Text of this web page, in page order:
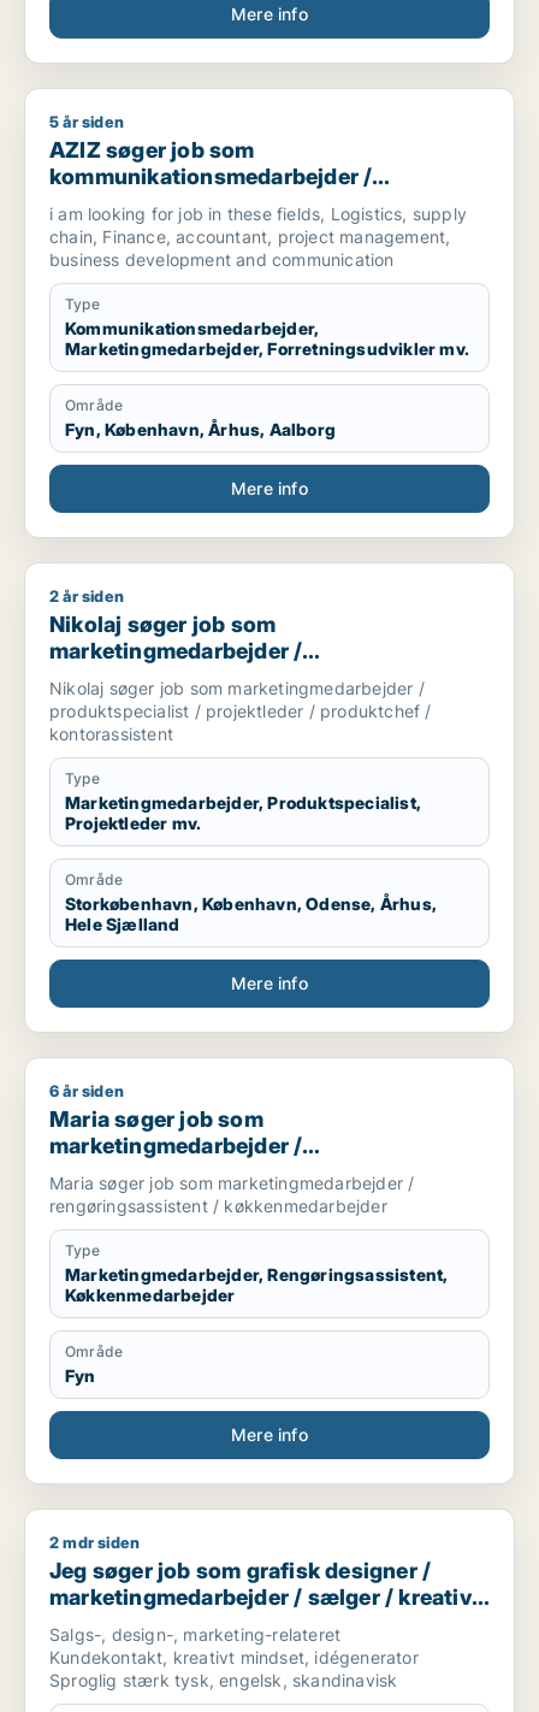
Mere info
AZIZ søger job som kommunikationsmedarbejder /
5 år siden
AZIZ søger job som
kommunikationsmedarbejder /
marketingmedarbejder /
forretningsudvikler /
regnskabsmedarbejder / revisor
i am looking for job in these fields, Logistics, supply
chain, Finance, accountant, project management,
business development and communication
Type
Kommunikationsmedarbejder,
Marketingmedarbejder, Forretningsudvikler mv.
Område
Fyn, København, Århus, Aalborg
Mere info
Nikolaj søger job som marketingmedarbejder /
2 år siden
Nikolaj søger job som
marketingmedarbejder /
produktspecialist / projektleder /
produktchef / kontorassistent
Nikolaj søger job som marketingmedarbejder /
produktspecialist / projektleder / produktchef /
kontorassistent
Type
Marketingmedarbejder, Produktspecialist,
Projektleder mv.
Område
Storkøbenhavn, København, Odense, Århus,
Hele Sjælland
Mere info
Maria søger job som marketingmedarbejder /
6 år siden
Maria søger job som
marketingmedarbejder /
rengøringsassistent /
køkkenmedarbejder
Maria søger job som marketingmedarbejder /
rengøringsassistent / køkkenmedarbejder
Type
Marketingmedarbejder, Rengøringsassistent,
Køkkenmedarbejder
Område
Fyn
Mere info
Jeg søger job som grafisk designer /
2 mdr siden
Jeg søger job som grafisk designer /
marketingmedarbejder / sælger / kreativ
medarbejder / produktspecialist
Salgs-, design-, marketing-relateret
Kundekontakt, kreativt mindset, idégenerator
Sproglig stærk tysk, engelsk, skandinavisk